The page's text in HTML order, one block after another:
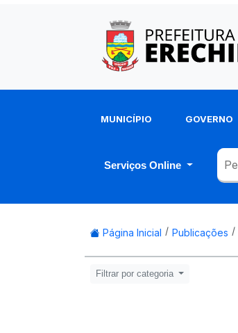
MUNICÍPIO GOVERNO
Serviços Online
Página Inicial Publicações
Filtrar por categoria